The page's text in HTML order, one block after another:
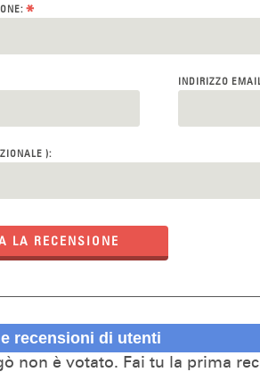
*
INDIRIZZO
):
LA RECENSIONE
recensioni di utenti
non è votato. Fai tu la prima